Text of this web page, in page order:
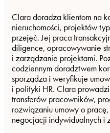
Clara doradza klientom na
nieruchomości, projektów
przejęć. Jej praca
diligence, opracowywanie
i zarządzanie projektami.
codziennym doradztwem
sporządza i weryfikuje
i polityki HR. Clara
transferów pracowników,
rozwiązaniu umowy o
negocjacji indywidualnych i